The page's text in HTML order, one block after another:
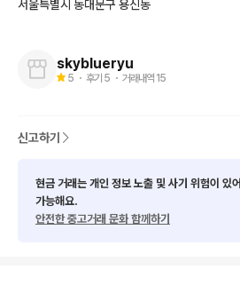
서울특별시 동대문구 용신동
skyblueryu
5 ・ 후기 5 ・ 거래내역 15
신고하기
현금 거래는 개인 정보 노출 및 사기 위험이 있
가능해요.
안전한 중고거래 문화 함께하기